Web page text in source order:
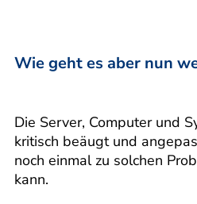
Wie geht es aber nun
Die Server, Computer und
kritisch beäugt und
noch einmal zu solchen
kann.